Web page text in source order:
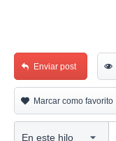
Enviar post
Marcar como favorito